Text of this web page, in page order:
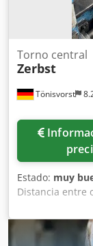
Tönisvorst
Torno central
Zerbst
Información de
Estado: muy
Distancia entre
Todos los
Acfjkr Hay más